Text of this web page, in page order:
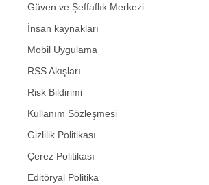
Güven ve Şeffaflık Merkezi
İnsan kaynakları
Mobil Uygulama
RSS Akışları
Risk Bildirimi
Kullanım Sözleşmesi
Gizlilik Politikası
Çerez Politikası
Editöryal Politika